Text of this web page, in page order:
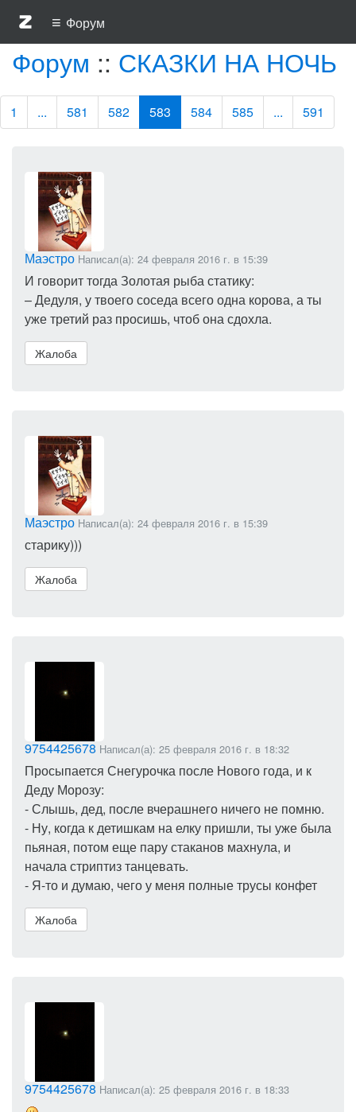
≡ Форум
Форум :: СКАЗКИ НА НОЧЬ
1 ... 581 582 583 584 585 ... 591
Маэстро Написал(а): 24 февраля 2016 г. в 15:39
И говорит тогда Золотая рыба статику:
– Дедуля, у твоего соседа всего одна корова, а ты
уже третий раз просишь, чтоб она сдохла.
Жалоба
Маэстро Написал(а): 24 февраля 2016 г. в 15:39
старику)))
Жалоба
9754425678 Написал(а): 25 февраля 2016 г. в 18:32
Просыпается Снегурочка после Нового года, и к
Деду Морозу:
- Слышь, дед, после вчерашнего ничего не помню.
- Ну, когда к детишкам на елку пришли, ты уже была
пьяная, потом еще пару стаканов махнула, и
начала стриптиз танцевать.
- Я-то и думаю, чего у меня полные трусы конфет
Жалоба
9754425678 Написал(а): 25 февраля 2016 г. в 18:33